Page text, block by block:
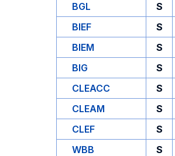
BGL
S
BIEF
S
BIEM
S
BIG
S
CLEACC
S
CLEAM
S
CLEF
S
WBB
S